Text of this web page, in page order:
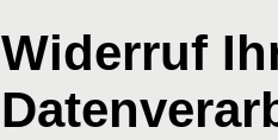
Widerruf